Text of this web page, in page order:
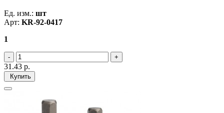
Ед. изм.: шт
Арт: KR-92-0417
1
31.43 р.
Купить